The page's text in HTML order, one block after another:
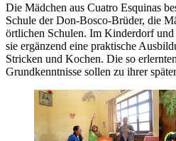
Die Mädchen aus Cuatro Esquinas
Schule der Don-Bosco-Brüder, die
örtlichen Schulen. Im Kinderdorf
sie ergänzend eine praktische
Stricken und Kochen. Die so
Grundkenntnisse sollen zu ihrer